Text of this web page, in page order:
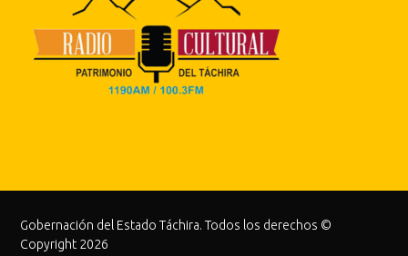
Gobernación del Estado Táchira. Todos los derechos ©
Copyright 2026